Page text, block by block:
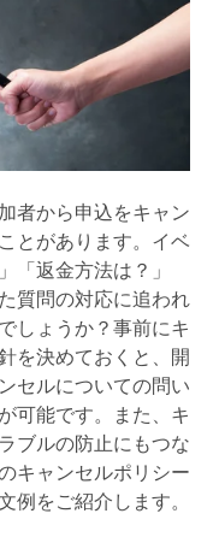
者から申込をキャン
とがあります。イベ
「返金方法は？」
質問の対応に追われ
しょうか？事前にキ
を決めておくと、開
セルについての問い
可能です。また、キ
ブルの防止にもつな
キャンセルポリシー
例をご紹介します。